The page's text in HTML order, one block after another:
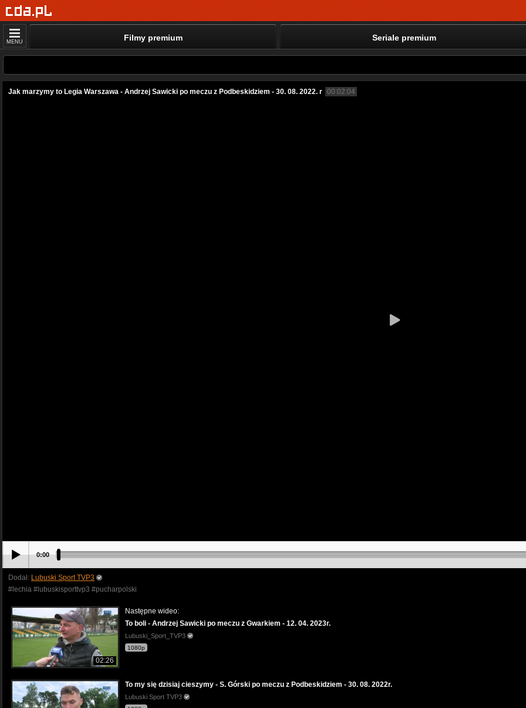
MENU Filmy premium Seriale premium
Jak marzymy to Legia Warszawa - Andrzej Sawicki po meczu z Podbeskidziem - 30. 08. 2022. r 00:02:04
0:00
Dodał: Lubuski Sport TVP3
#lechia #lubuskisporttvp3 #pucharpolski
02:26
Następne wideo:
To boli - Andrzej Sawicki po meczu z Gwarkiem - 12. 04. 2023r.
Lubuski_Sport_TVP3
1080p
To my się dzisiaj cieszymy - S. Górski po meczu z Podbeskidziem - 30. 08. 2022r.
Lubuski Sport TVP3